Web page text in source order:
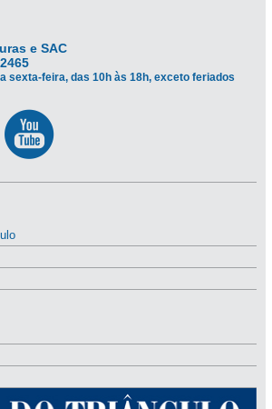
e SAC
sexta-feira, das 10h às 18h, exceto feriados